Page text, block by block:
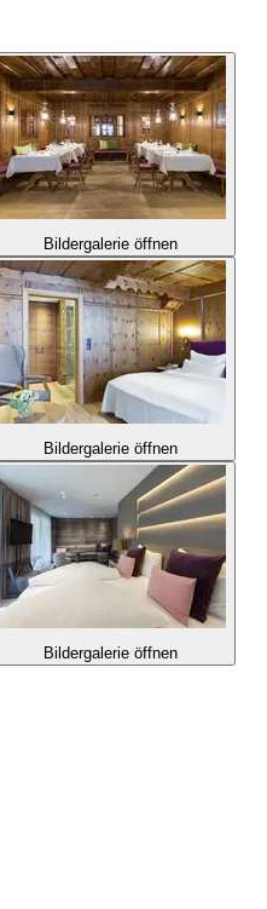
Bildergalerie öffnen
Bildergalerie öffnen
Bildergalerie öffnen